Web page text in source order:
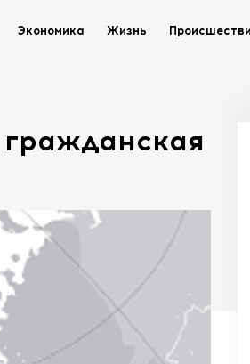
Экономика Жизнь